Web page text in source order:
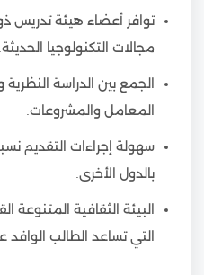
توافر أعضاء هيئة تدريس
مجالات التكنولوجيا الحديثة.
الجمع بين الدراسة
المعامل والمشروعات.
سهولة إجراءات التقديم
بالدول الأخرى.
البيئة الثقافية المتنوعة
التي تساعد الطالب الوافد